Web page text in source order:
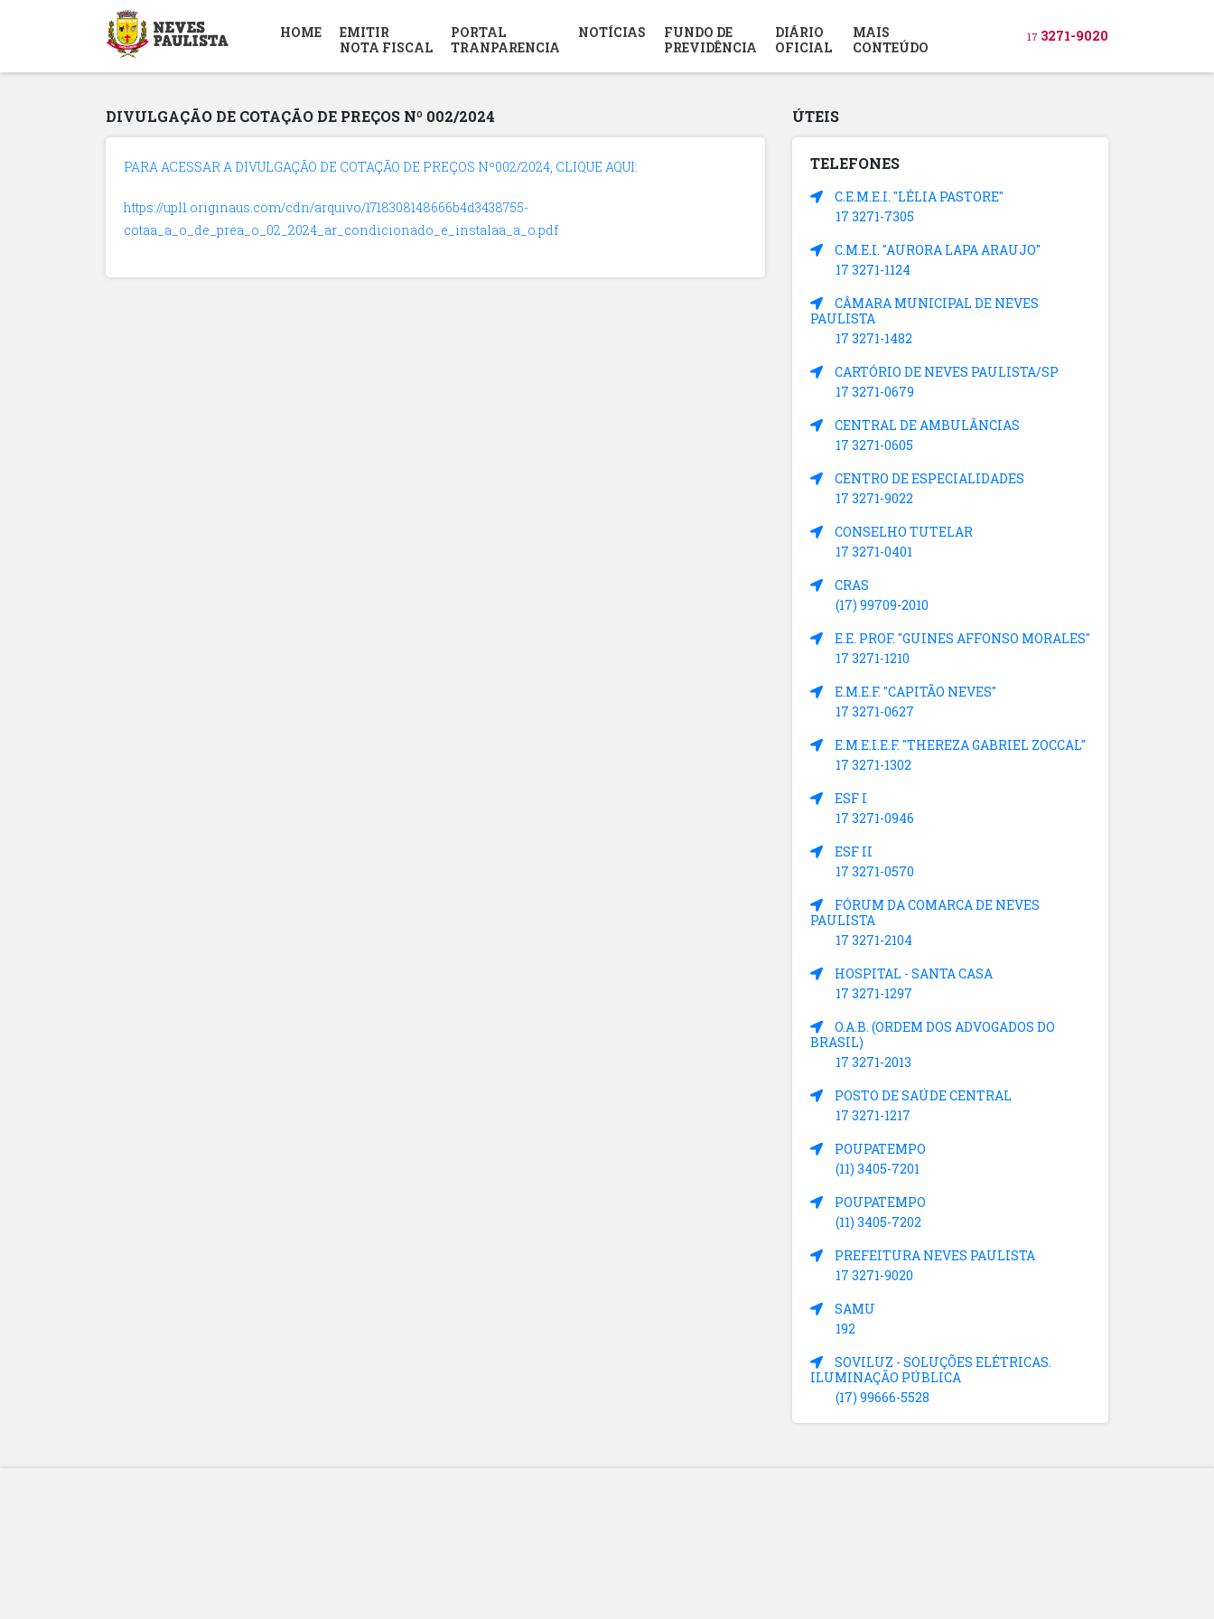
HOME
EMITIR
NOTA FISCAL
PORTAL
TRANPARENCIA
NOTÍCIAS
FUNDO DE
PREVIDÊNCIA
DIÁRIO
OFICIAL
MAIS
CONTEÚDO
17 3271-9020
DIVULGAÇÃO DE COTAÇÃO DE PREÇOS Nº 002/2024
PARA ACESSAR A DIVULGAÇÃO DE COTAÇÃO DE PREÇOS Nº002/2024, CLIQUE AQUI:
https://upl1.originaus.com/cdn/arquivo/1718308148666b4d3438755-
cotaa_a_o_de_prea_o_02_2024_ar_condicionado_e_instalaa_a_o.pdf
ÚTEIS
TELEFONES
C.E.M.E.I. "LÉLIA PASTORE"
17 3271-7305
C.M.E.I. "AURORA LAPA ARAUJO"
17 3271-1124
CÂMARA MUNICIPAL DE NEVES
PAULISTA
17 3271-1482
CARTÓRIO DE NEVES PAULISTA/SP
17 3271-0679
CENTRAL DE AMBULÂNCIAS
17 3271-0605
CENTRO DE ESPECIALIDADES
17 3271-9022
CONSELHO TUTELAR
17 3271-0401
CRAS
(17) 99709-2010
E.E. PROF. "GUINES AFFONSO MORALES"
17 3271-1210
E.M.E.F. "CAPITÃO NEVES"
17 3271-0627
E.M.E.I.E.F. "THEREZA GABRIEL ZOCCAL"
17 3271-1302
ESF I
17 3271-0946
ESF II
17 3271-0570
FÓRUM DA COMARCA DE NEVES
PAULISTA
17 3271-2104
HOSPITAL - SANTA CASA
17 3271-1297
O.A.B. (ORDEM DOS ADVOGADOS DO
BRASIL)
17 3271-2013
POSTO DE SAÚDE CENTRAL
17 3271-1217
POUPATEMPO
(11) 3405-7201
POUPATEMPO
(11) 3405-7202
PREFEITURA NEVES PAULISTA
17 3271-9020
SAMU
192
SOVILUZ - SOLUÇÕES ELÉTRICAS.
ILUMINAÇÃO PÚBLICA
(17) 99666-5528